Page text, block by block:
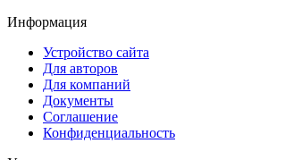
Информация
Устройство сайта
Для авторов
Для компаний
Документы
Соглашение
Конфиденциальность